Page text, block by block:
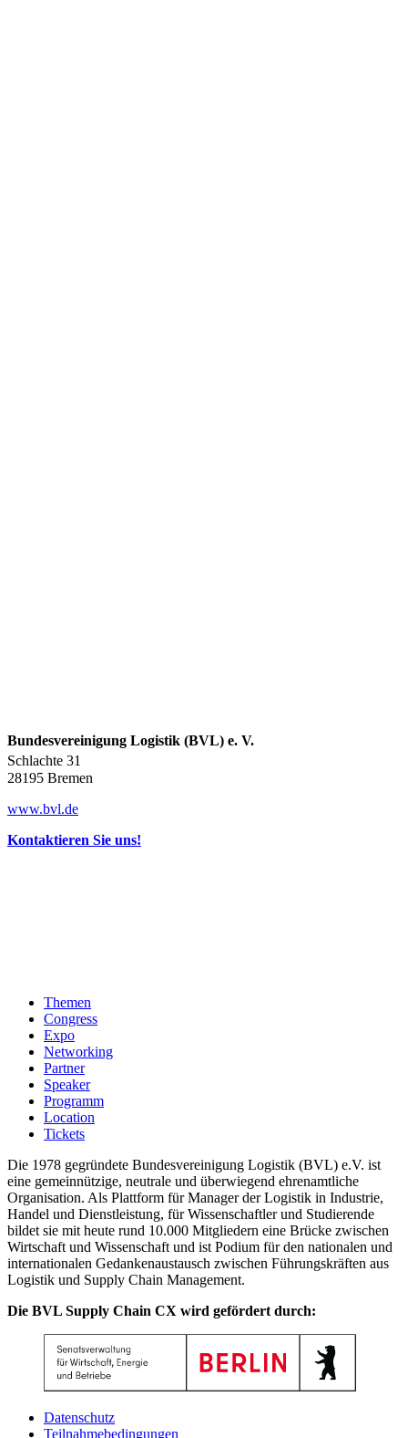
Bundesvereinigung Logistik (BVL) e. V.
Schlachte 31
28195 Bremen
www.bvl.de
Kontaktieren Sie uns!
Themen
Congress
Expo
Networking
Partner
Speaker
Programm
Location
Tickets
Die 1978 gegründete Bundesvereinigung Logistik (BVL) e.V. ist
eine gemeinnützige, neutrale und überwiegend ehrenamtliche
Organisation. Als Plattform für Manager der Logistik in Industrie,
Handel und Dienstleistung, für Wissenschaftler und Studierende
bildet sie mit heute rund 10.000 Mitgliedern eine Brücke zwischen
Wirtschaft und Wissenschaft und ist Podium für den nationalen und
internationalen Gedankenaustausch zwischen Führungskräften aus
Logistik und Supply Chain Management.
Die BVL Supply Chain CX wird gefördert durch:
Datenschutz
Teilnahmebedingungen